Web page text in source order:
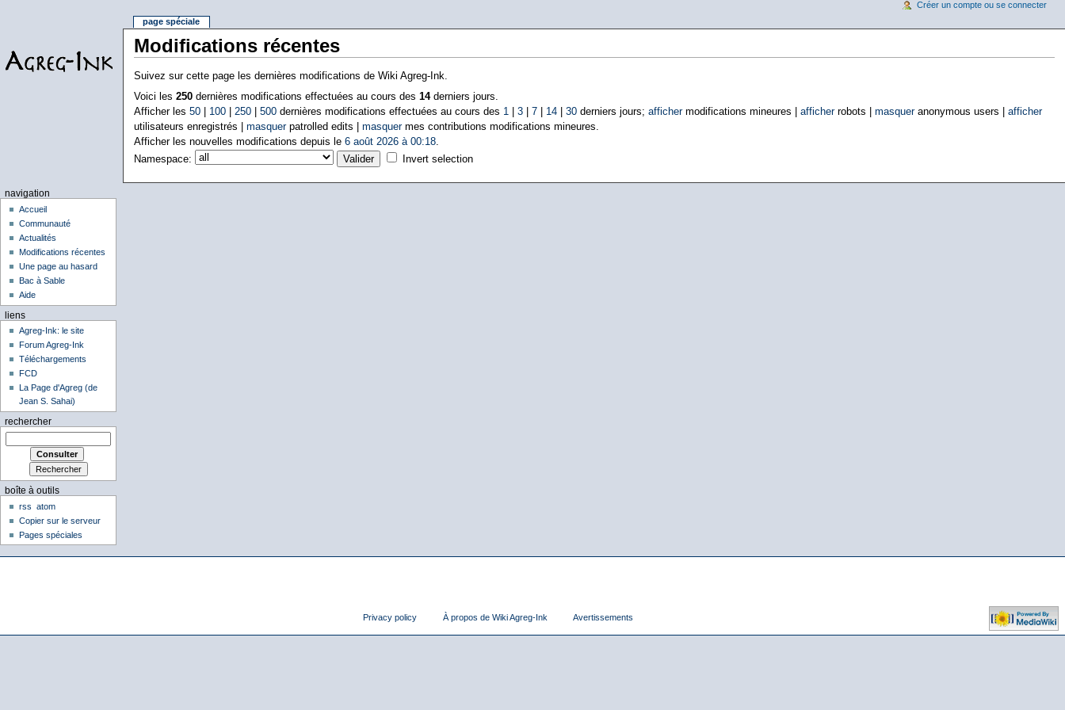
Modifications récentes
Suivez sur cette page les dernières modifications de Wiki Agreg-Ink.
Voici les 250dernières modifications effectuées au cours des 14derniers jours.
Afficher les 50| 100| 250| 500dernières modifications effectuées au cours des 1 3| 7| 14| 30derniers jours; affichermodifications mineures | afficherrobots | masqueranonymous users | afficher
utilisateurs enregistrés | masquerpatrolled edits | masquermes contributions modifications mineures.
Afficher les nouvelles modifications depuis le 6 août 2026 à 00:18.
Namespace:
Invert selection
page spéciale
Créer un compte ou se connecter
navigation
Accueil
Communauté
Actualités
Modifications récentes
Une page au hasard
Bac à Sable
Aide
liens
Agreg-Ink: le site
Forum Agreg-Ink
Téléchargements
FCD
La Page d'Agreg (de
Jean S. Sahai)
rechercher
boîte à outils
rss
atom
Copier sur le serveur
Pages spéciales
Privacy policy À propos de Wiki Agreg-Ink Avertissements